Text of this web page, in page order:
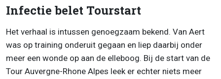
Infectie belet Tourstart
Het verhaal is intussen genoegzaam bekend. Van Aert
was op training onderuit gegaan en liep daarbij onder
meer een wonde op aan de elleboog. Bij de start van de
Tour Auvergne-Rhone Alpes leek er echter niets meer